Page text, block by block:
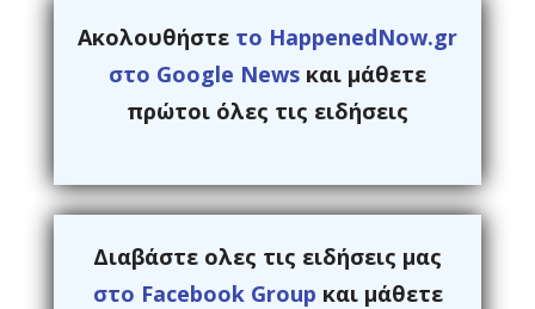
Ακολουθήστε το HappenedNow.gr
στο Google News και μάθετε
πρώτοι όλες τις ειδήσεις
Διαβάστε ολες τις ειδήσεις μας
στο Facebook Group και μάθετε